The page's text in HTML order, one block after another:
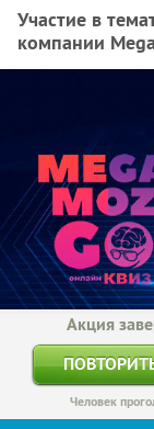
Участие в
компании
Акция
Человек